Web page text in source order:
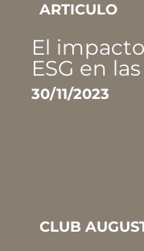
ARTICULO
El
ESG en
30/11/2023
CLUB